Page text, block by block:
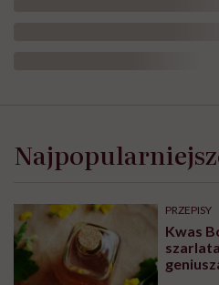
Leczenie choroby